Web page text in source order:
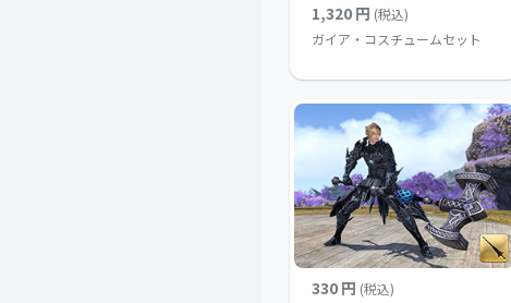
1,320 円 (税込)
ガイア・コスチュームセット
330 円 (税込)